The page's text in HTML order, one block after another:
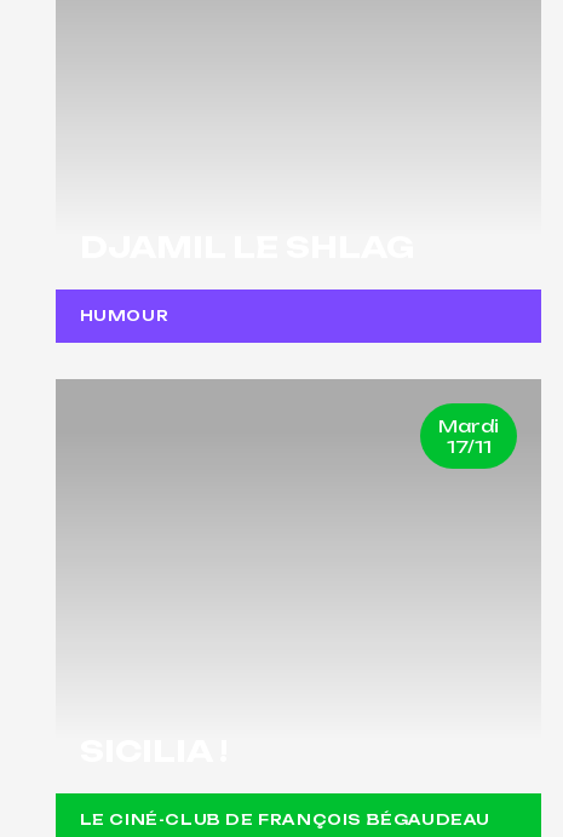
HUMOUR
Mardi
17/11
LE CINÉ-CLUB DE FRANÇOIS BÉGAUDEAU